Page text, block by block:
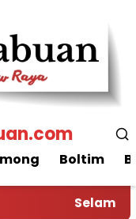
Boltim
Selamat